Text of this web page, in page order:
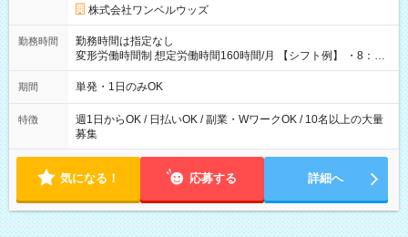
株式会社ワンベルウッズ
勤務時間
勤務時間は指定なし
変形労働時間制 想定労働時間160時間/月 【シフト例】 ・8：00
～21：00
期間 単発・1日のみOK
特徴
週1日からOK / 日払いOK / 副業・WワークOK / 10名以上の大量
募集
気になる！ 応募する 詳細へ